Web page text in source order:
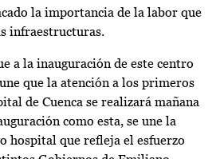
la importancia de la labor que
infraestructuras.
a la inauguración de este centro
que la atención a los primeros
de Cuenca se realizará mañana
como esta, se une la
hospital que refleja el esfuerzo